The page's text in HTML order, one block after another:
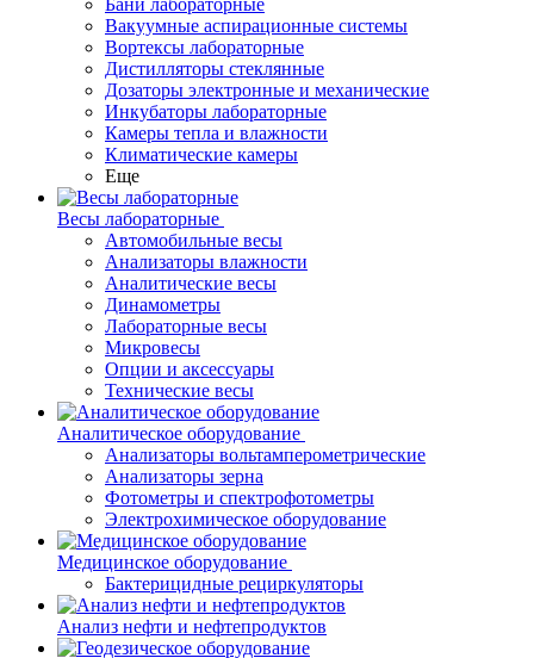
Бани лабораторные
Вакуумные аспирационные системы
Вортексы лабораторные
Дистилляторы стеклянные
Дозаторы электронные и механические
Инкубаторы лабораторные
Камеры тепла и влажности
Климатические камеры
Еще
Весы лабораторные
Автомобильные весы
Анализаторы влажности
Аналитические весы
Динамометры
Лабораторные весы
Микровесы
Опции и аксессуары
Технические весы
Аналитическое оборудование
Анализаторы вольтамперометрические
Анализаторы зерна
Фотометры и спектрофотометры
Электрохимическое оборудование
Медицинское оборудование
Бактерицидные рециркуляторы
Анализ нефти и нефтепродуктов